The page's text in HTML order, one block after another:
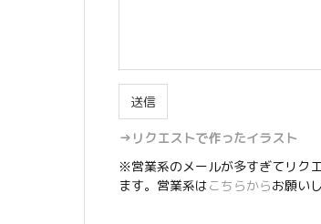
→リクエストで作ったイラスト
※営業系のメールが多すぎてリク
ます。営業系はこちらからお願い